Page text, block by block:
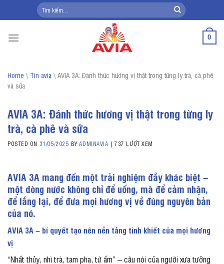
to
Tìm
kiếm:
0
Home \ Tin avia \ AVIA 3A: Đánh thức hương vị thật trong từng ly trà, cà phê
và sữa
AVIA 3A: Đánh thức hương vị thật trong từng ly
trà, cà phê và sữa
POSTED ON 31/05/2025 BYADMINAVIA |737 LƯỢT XEM
AVIA 3A mang đến một trải nghiệm đầy khác biệt –
một dòng nước không chỉ để uống, mà để cảm nhận,
để lắng lại, để đưa mọi hương vị về đúng nguyên bản
của nó.
AVIA 3A – bí quyết tạo nên nền tảng tinh khiết của mọi hương
vị
“Nhất thủy, nhì trà, tam pha, tứ ấm” – câu nói của người xưa tưởng